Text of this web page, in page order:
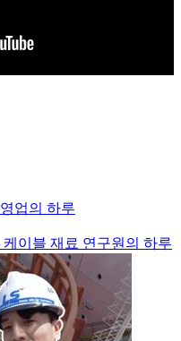
업의 하루
이블 재료 연구원의 하루